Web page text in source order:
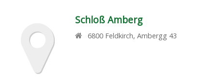
Schloß Amberg
6800 Feldkirch,Ambergg 43